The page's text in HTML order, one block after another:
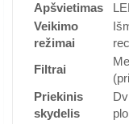
Apšvietimas
Veikimo
režimai
Filtrai
Priekinis
skydelis